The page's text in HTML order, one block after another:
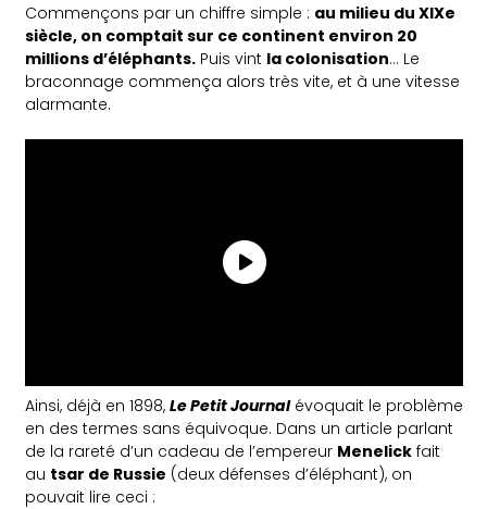
Commençons par un chiffre simple : au milieu du XIXe
siècle, on comptait sur ce continent environ 20
millions d’éléphants. Puis vint la colonisation… Le
braconnage commença alors très vite, et à une vitesse
alarmante.
Ainsi, déjà en 1898,Le Petit Journalévoquait le problème
en des termes sans équivoque. Dans un article parlant
de la rareté d’un cadeau de l’empereur Menelick fait
au tsar de Russie (deux défenses d’éléphant), on
pouvait lire ceci :